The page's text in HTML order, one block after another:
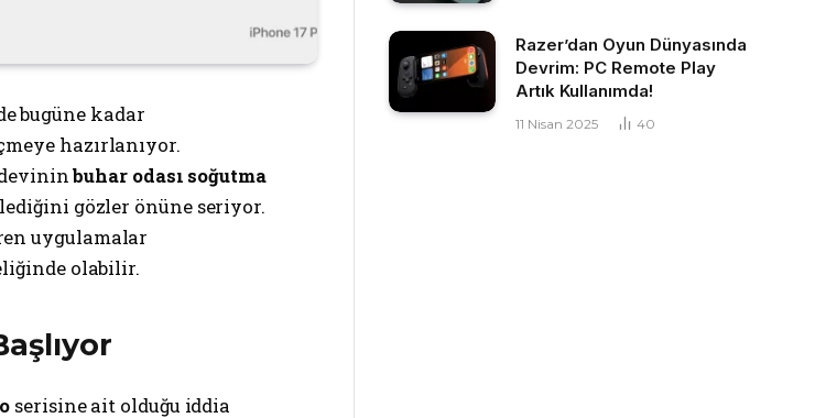
bugüne kadar
hazırlanıyor.
devininbuhar odası soğutma
gözler önüne seriyor.
uygulamalar
olabilir.
serisine ait olduğu iddia
Razer’dan Oyun Dünyasında
Devrim: PC Remote Play
Artık Kullanımda!
11 Nisan 2025 40